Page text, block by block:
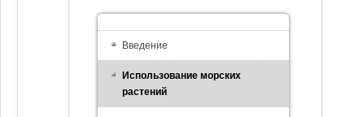
Введение
Использование морских
растений